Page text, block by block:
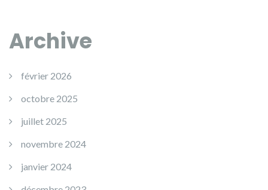
Archive
février 2026
octobre 2025
juillet 2025
novembre 2024
janvier 2024